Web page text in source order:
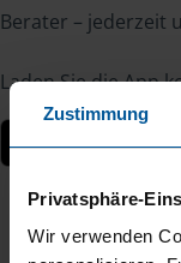
Zustimmung
Privatsphäre-
Wir verwenden
Berater – jederzeit
Laden Sie die App